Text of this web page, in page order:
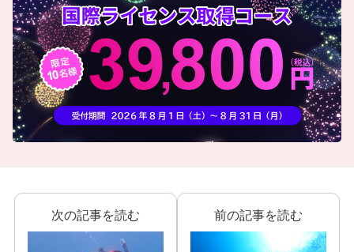
次の記事を読む 前の記事を読む